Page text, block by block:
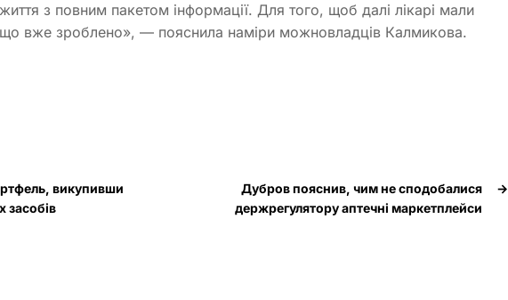
з повним пакетом інформації. Для того, щоб далі лікарі мали
вже зроблено», — пояснила наміри можновладців Калмикова.
викупивши
засобів
→
Дубров пояснив, чим не сподобалися
держрегулятору аптечні маркетплейси